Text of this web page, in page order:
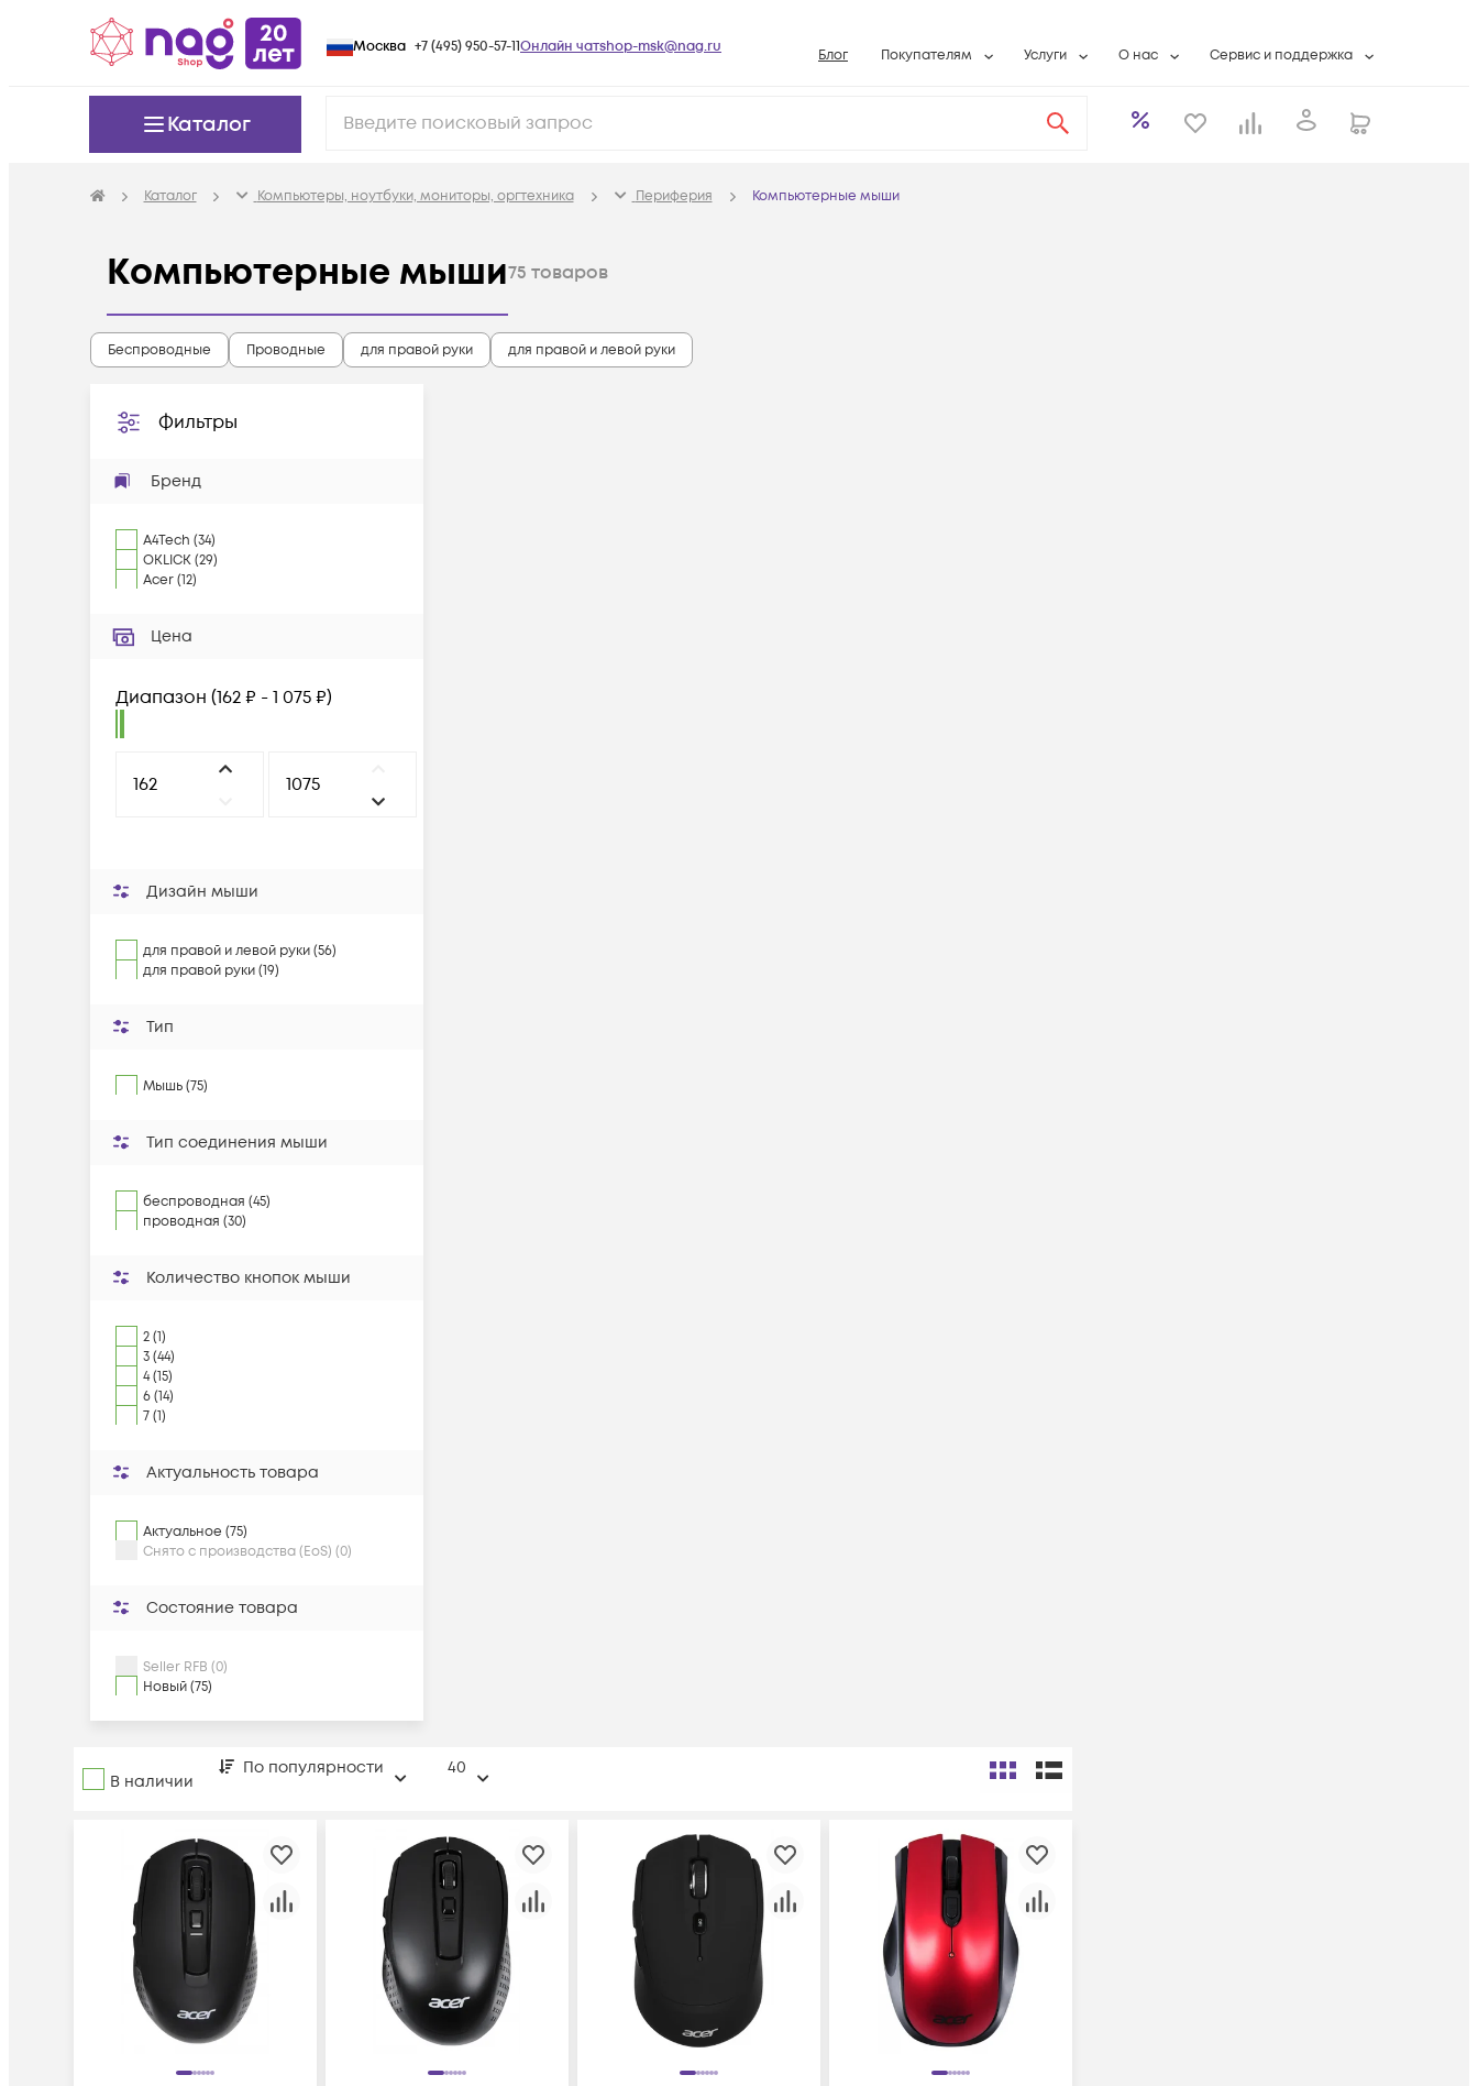
Москва +7 (495) 950-57-11Онлайн чатshop-msk@nag.ru Блог Покупателям Услуги
Системная интеграция
О нас
Контактная информация
Сервис и поддержка
Контакты сервисных центров
Каталог
Каталог Компьютеры, ноутбуки, мониторы, оргтехника Периферия Компьютерные мыши
Компьютерные мыши75 товаров
Фильтры
Бренд
A4Tech (34)
OKLICK(29)
Acer(12)
Цена
Диапазон (162 ₽ - 1 075 ₽)
Дизайн мыши
для правой и левой руки (56)
для правой руки (19)
Тип
Мышь (75)
Тип соединения мыши
беспроводная (45)
проводная (30)
Количество кнопок мыши
2 (1)
3 (44)
4 (15)
6 (14)
7 (1)
Актуальность товара
Актуальное (75)
Снято с производства (EoS) (0)
Состояние товара
Seller RFB (0)
Новый (75)
Беспроводные Проводные для правой руки для правой и левой руки
В наличии
По популярности 40